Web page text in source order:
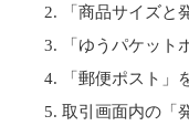
「商品サイズと
「ゆうパケット
「郵便ポスト」
取引画面内の「